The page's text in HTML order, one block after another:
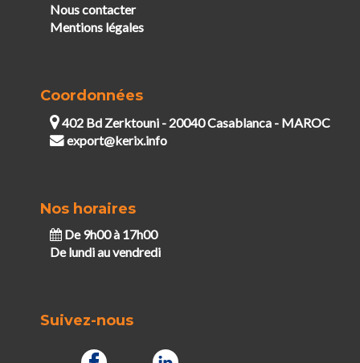
Nous contacter
Mentions légales
Coordonnées
402 Bd Zerktouni - 20040 Casablanca - MAROC
export@kerix.info
Nos horaires
De 9h00 à 17h00
De lundi au vendredi
Suivez-nous